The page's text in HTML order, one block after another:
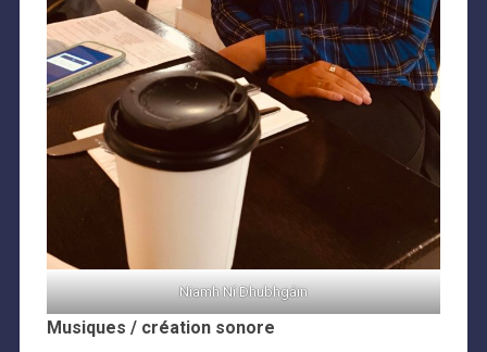
Niamh Ní Dhubhgáin
Musiques / création sonore